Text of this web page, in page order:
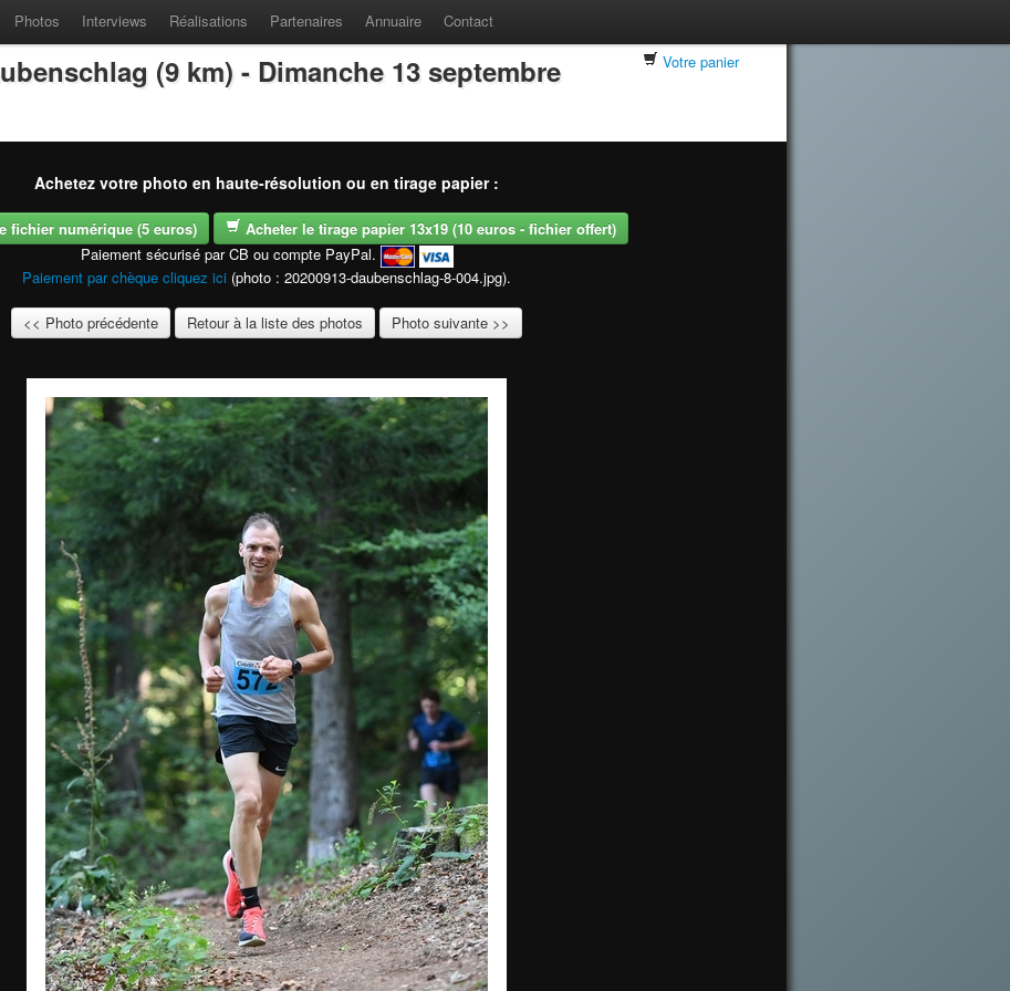
Photos Interviews Réalisations Partenaires Annuaire Contact
(9 km) - Dimanche 13 septembre
Votre panier
Achetez votre photo en haute-résolution ou en tirage papier :
fichier numérique (5 euros)
Acheter le tirage papier 13x19 (10 euros - fichier offert)
Paiement sécurisé par CB ou compte PayPal.
Paiement par chèque cliquez ici (photo : 20200913-daubenschlag-8-004.jpg).
<< Photo précédente Retour à la liste des photos Photo suivante >>